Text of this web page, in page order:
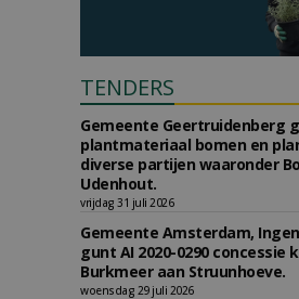
TENDERS
Gemeente Geertruidenberg
plantmateriaal bomen en
diverse partijen waaronder
Udenhout.
vrijdag 31 juli 2026
Gemeente Amsterdam,
gunt AI 2020-0290 concessie
Burkmeer aan Struunhoeve.
woensdag 29 juli 2026